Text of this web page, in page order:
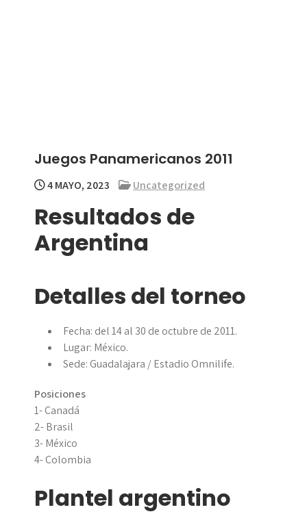
Juegos Panamericanos 2011
4 MAYO, 2023 Uncategorized
Resultados de
Argentina
Detalles del torneo
Fecha: del 14 al 30 de octubre de 2011.
Lugar: México.
Sede: Guadalajara / Estadio Omnilife.
Posiciones
1- Canadá
2- Brasil
3- México
4- Colombia
Plantel argentino